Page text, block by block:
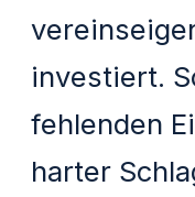
investiert.
fehlenden
harter